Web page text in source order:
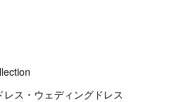
ス・ウェディングドレス